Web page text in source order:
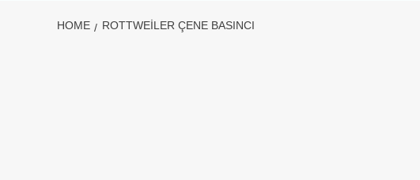
HOME ROTTWEILER ÇENE BASINCI